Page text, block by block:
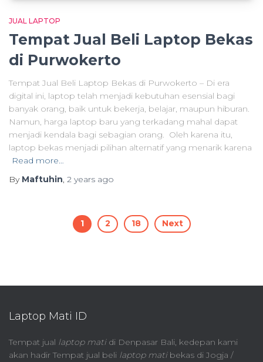
JUAL LAPTOP
Tempat Jual Beli Laptop Bekas
di Purwokerto
Tempat Jual Beli Laptop Bekas di Purwokerto – Di era
digital ini, laptop telah menjadi kebutuhan esensial bagi
banyak orang, baik untuk bekerja, belajar, maupun hiburan.
Namun, harga laptop baru yang terkadang mahal dapat
menjadi kendala bagi sebagian orang. Oleh karena itu,
laptop bekas menjadi pilihan alternatif yang menarik karena
Read more…
By Maftuhin, 2 years ago
1 2 18 Next
Laptop Mati ID
Tempat jual laptop matidi Denpasar Bali, kedepan kami
akan hadir Tempat jual beli laptop matibekas di Jogja /